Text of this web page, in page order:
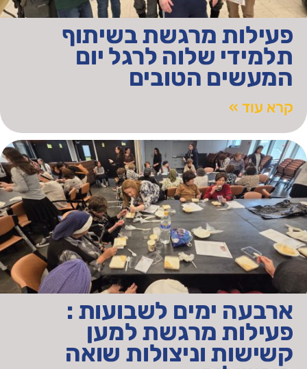
פעילות מרגשת בשיתוף
תלמידי שלוה לרגל יום
המעשים הטובים
קרא עוד »
ארבעה ימים לשבועות :
פעילות מרגשת למען
קשישות וניצולות שואה